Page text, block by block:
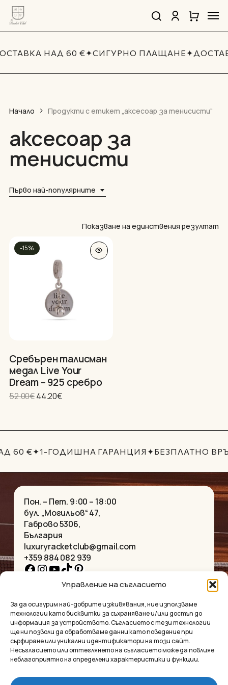
Управление на съгласието
За да осигурим най-добрите изживявания, ние използваме
технологии като бисквитки за съхраняване и/или достъп до
информация за устройството. Съгласието с тези технологии
ще ни позволи да обработваме данни като поведение при
сърфиране или уникални идентификатори на този сайт.
Несъгласието или оттеглянето на съгласието може да повлияе
неблагоприятно на определени характеристики и функции.
Skip
main
search account
Количка
Cart
НАД 60 €✦СИГУРНО ПЛАЩАНЕ✦
Начало Продукти с етикет „аксесоар за тенисисти“
аксесоар за
тенисисти
Първо най-популярните
Показване на единствения резултат
-15%
Сребърен талисман
медал Live Your
Dream – 925 сребро
52.00€Original
52.00€.
44.20€Текущата
44.20€.
60 €✦1-ГОДИШНА ГАРАНЦИЯ ✦БЕЗПЛАТНО
Пон. – Пет. 9:00 – 18:00
бул. „Могильов“ 47,
Габрово 5306,
България
luxuryracketclub@gmail.com
+359 884 082 939
Facebook
Instagram
YouTube
TikTok
Pinterest
НАЧАЛО
ЗА НАС
МАГАЗИНЪТ
КОНТАКТ
КОЛЕКЦИИ
КОЛИЕТА
ГРИВНИ
ВИСУЛКИ
ОБЕЦИ
АКСЕСОАРИ
ПОВЕРИТЕЛНОСТ
УСЛОВИЯ